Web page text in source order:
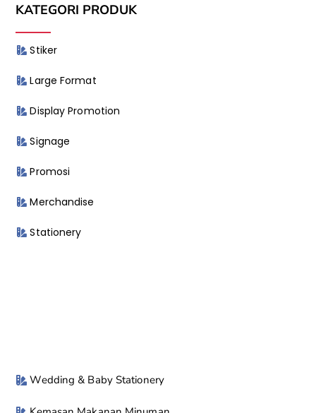
KATEGORI PRODUK
Stiker
Large Format
Display Promotion
Signage
Promosi
Merchandise
Stationery
Wedding & Baby Stationery